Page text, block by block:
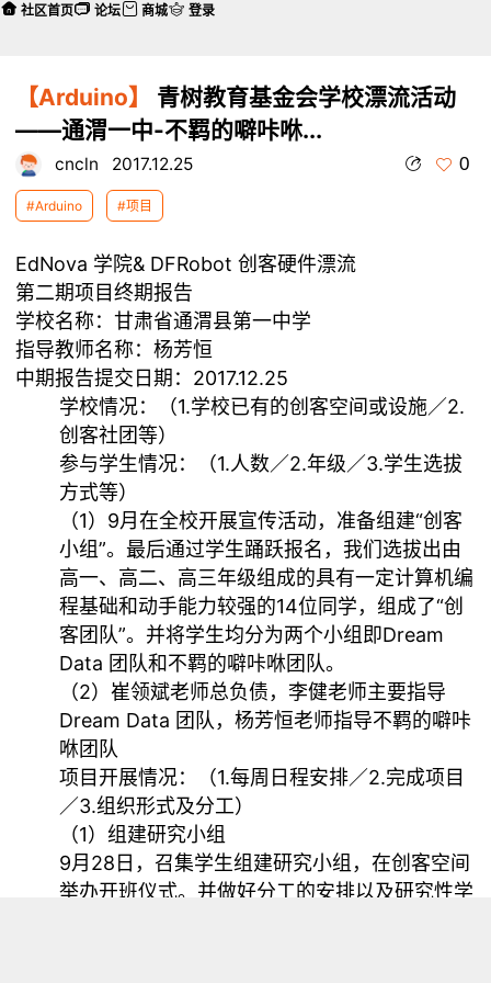
【Arduino】
青树教育基金会学校漂流活动
——通渭一中-不羁的噼咔咻...
cncln 2017.12.25 0
#Arduino #项目
EdNova 学院& DFRobot 创客硬件漂流
第二期项目终期报告
学校名称：甘肃省通渭县第一中学
指导教师名称：杨芳恒
中期报告提交日期：2017.12.25
学校情况：（1.学校已有的创客空间或设施／2.
创客社团等）
参与学生情况：（1.人数／2.年级／3.学生选拔
方式等）
（1）9月在全校开展宣传活动，准备组建“创客
小组”。最后通过学生踊跃报名，我们选拔出由
高一、高二、高三年级组成的具有一定计算机编
程基础和动手能力较强的14位同学，组成了“创
客团队”。并将学生均分为两个小组即Dream
Data 团队和不羁的噼咔咻团队。
（2）崔领斌老师总负债，李健老师主要指导
Dream Data 团队，杨芳恒老师指导不羁的噼咔
咻团队
项目开展情况：（1.每周日程安排／2.完成项目
／3.组织形式及分工）
（1）组建研究小组
9月28日，召集学生组建研究小组，在创客空间
举办开班仪式。并做好分工的安排以及研究性学
社区首页 论坛 商城 登录